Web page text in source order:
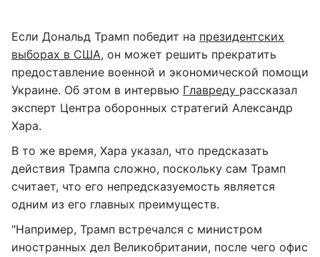
Если Дональд Трамп победит на президентских
выборах в США, он может решить прекратить
предоставление военной и экономической помощи
Украине. Об этом в интервью Главреду рассказал
эксперт Центра оборонных стратегий Александр
Хара.
В то же время, Хара указал, что предсказать
действия Трампа сложно, поскольку сам Трамп
считает, что его непредсказуемость является
одним из его главных преимуществ.
"Например, Трамп встречался с министром
иностранных дел Великобритании, после чего офис